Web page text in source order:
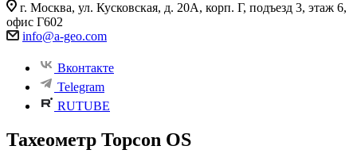
г. Москва, ул. Кусковская, д. 20А, корп. Г, подъезд 3, этаж 6,
офис Г602
info@a-geo.com
Вконтакте
Telegram
RUTUBE
Тахеометр Topcon OS